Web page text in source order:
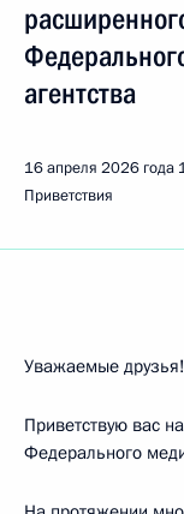
агентства
16 апреля 2026 года
Приветствия
Уважаемые друзья!
Приветствую вас
Федерального